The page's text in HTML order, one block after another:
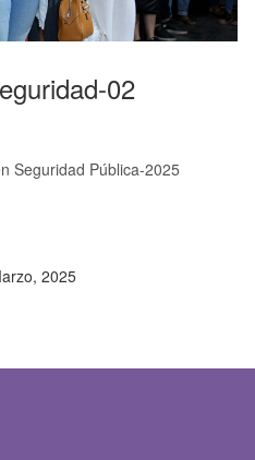
02
Seguridad Pública-2025
2025